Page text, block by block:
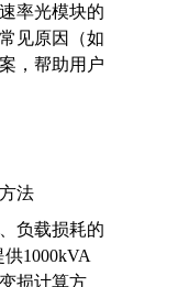
率光模块的
见原因（如
，帮助用户
法
负载损耗的
1000kVA
损计算方